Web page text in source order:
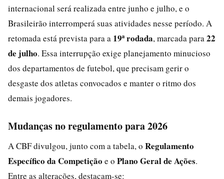
internacional será realizada entre junho e julho, e o
Brasileirão interromperá suas atividades nesse período. A
retomada está prevista para a 19ª rodada, marcada para 22
de julho. Essa interrupção exige planejamento minucioso
dos departamentos de futebol, que precisam gerir o
desgaste dos atletas convocados e manter o ritmo dos
demais jogadores.
Mudanças no regulamento para 2026
A CBF divulgou, junto com a tabela, o Regulamento
Específico da Competição e o Plano Geral de Ações.
Entre as alterações, destacam-se: